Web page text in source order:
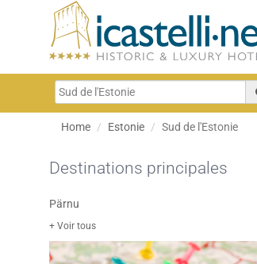
Home Estonie Sud de l'Estonie
Destinations principales
Pärnu
+ Voir tous